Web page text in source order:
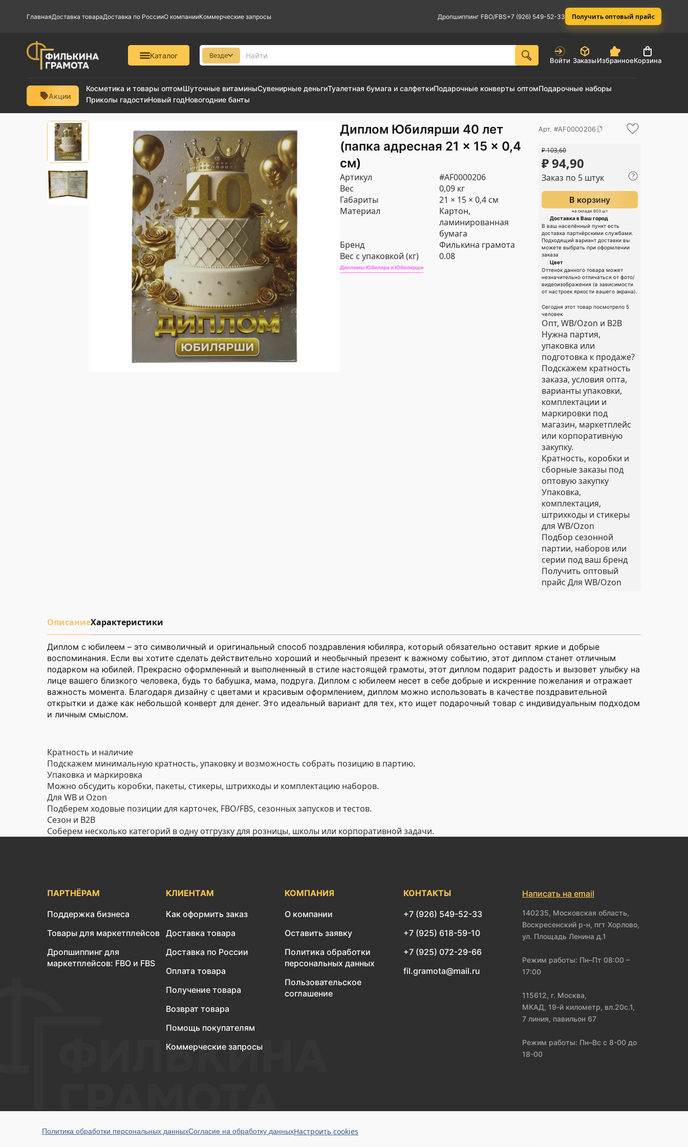
ГлавнаяДоставка товараДоставка по РоссииО компанииКоммерческие запросы Дропшиппинг FBO/FBS+7 (926) 549-52-33 Получить оптовый прайс
Каталог Везде
Войти ЗаказыИзбранноеКорзина
Акции
Косметика и товары оптомШуточные витаминыСувенирные деньгиТуалетная бумага и салфеткиПодарочные конверты оптомПодарочные наборы
Приколы гадостиНовый годНовогодние банты
Диплом Юбилярши 40 лет
(папка адресная 21 × 15 × 0,4
см)
Артикул
#AF0000206
Вес
0,09 кг
Габариты
21 × 15 × 0,4 см
Материал
Картон,
ламинированная
бумага
Бренд
Филькина грамота
Вес с упаковкой (кг)
0.08
Дипломы Юбиляра и Юбилярши
Арт. #AF0000206
₽103,60
₽94,90
Заказ по 5 штук
В корзину
на складе 603 шт
Доставка в Ваш город
В ваш населённый пункт есть
доставка партнёрскими службами.
Подходящий вариант доставки вы
можете выбрать при оформлении
заказа
Цвет
Оттенок данного товара может
незначительно отличаться от фото/
видеоизображения (в зависимости
от настроек яркости вашего экрана).
Сегодня этот товар посмотрело 5
человек
Опт, WB/Ozon и B2B
Нужна партия,
упаковка или
подготовка к продаже?
Подскажем кратность
заказа, условия опта,
варианты упаковки,
комплектации и
маркировки под
магазин, маркетплейс
или корпоративную
закупку.
Кратность, коробки и
сборные заказы под
оптовую закупку
Упаковка,
комплектация,
штрихкоды и стикеры
для WB/Ozon
Подбор сезонной
партии, наборов или
серии под ваш бренд
Получить оптовый
прайс Для WB/Ozon
ОписаниеХарактеристики
Диплом с юбилеем – это символичный и оригинальный способ поздравления юбиляра, который обязательно оставит яркие и добрые
воспоминания. Если вы хотите сделать действительно хороший и необычный презент к важному событию, этот диплом станет отличным
подарком на юбилей. Прекрасно оформленный и выполненный в стиле настоящей грамоты, этот диплом подарит радость и вызовет улыбку на
лице вашего близкого человека, будь то бабушка, мама, подруга. Диплом с юбилеем несет в себе добрые и искренние пожелания и отражает
важность момента. Благодаря дизайну с цветами и красивым оформлением, диплом можно использовать в качестве поздравительной
открытки и даже как небольшой конверт для денег. Это идеальный вариант для тех, кто ищет подарочный товар с индивидуальным подходом
и личным смыслом.
Кратность и наличие
Подскажем минимальную кратность, упаковку и возможность собрать позицию в партию.
Упаковка и маркировка
Можно обсудить коробки, пакеты, стикеры, штрихкоды и комплектацию наборов.
Для WB и Ozon
Подберем ходовые позиции для карточек, FBO/FBS, сезонных запусков и тестов.
Сезон и B2B
Соберем несколько категорий в одну отгрузку для розницы, школы или корпоративной задачи.
ПАРТНЁРАМ
Поддержка бизнеса
Товары для маркетплейсов
Дропшиппинг для
маркетплейсов: FBO и FBS
КЛИЕНТАМ
Как оформить заказ
Доставка товара
Доставка по России
Оплата товара
Получение товара
Возврат товара
Помощь покупателям
Коммерческие запросы
КОМПАНИЯ
О компании
Оставить заявку
Политика обработки
персональных данных
Пользовательское
соглашение
КОНТАКТЫ
+7 (926) 549-52-33
+7 (925) 618-59-10
+7 (925) 072-29-66
fil.gramota@mail.ru
Написать на email
140235, Московская область,
Воскресенский р-н, пгт Хорлово,
ул. Площадь Ленина д.1
Режим работы: Пн–Пт 08:00 –
17:00
115612, г. Москва,
МКАД, 19-й километр, вл.20с.1,
7 линия, павильон 67
Режим работы: Пн–Вс с 8-00 до
18-00
Политика обработки персональных данныхСогласие на обработку данныхНастроить cookies